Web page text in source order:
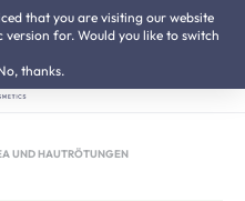
that you are visiting our website
for. Would you like to switch
thanks.
50% Preisvorteil
UND HAUTRÖTUNGEN